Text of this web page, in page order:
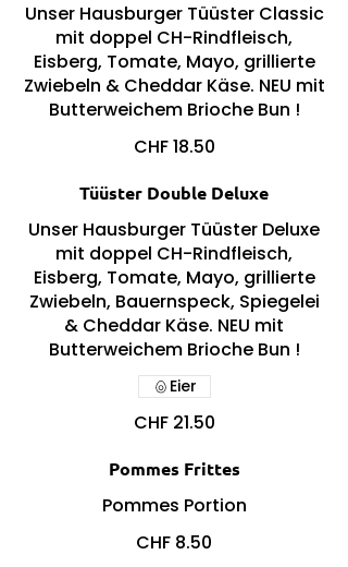
Unser Hausburger Tüüster Classic
mit doppel CH-Rindfleisch,
Eisberg, Tomate, Mayo, grillierte
Zwiebeln & Cheddar Käse. NEU mit
Butterweichem Brioche Bun !
CHF 18.50
Tüüster Double Deluxe
Unser Hausburger Tüüster Deluxe
mit doppel CH-Rindfleisch,
Eisberg, Tomate, Mayo, grillierte
Zwiebeln, Bauernspeck, Spiegelei
& Cheddar Käse. NEU mit
Butterweichem Brioche Bun !
CHF 21.50
Eier
Pommes Frittes
Pommes Portion
CHF 8.50